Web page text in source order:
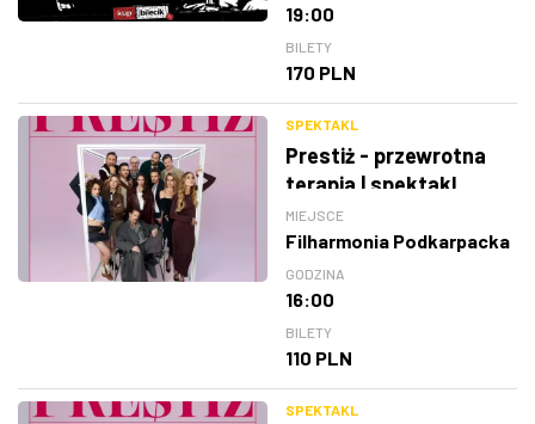
19:00
BILETY
170 PLN
SPEKTAKL
Prestiż - przewrotna
terapia | spektakl
MIEJSCE
Filharmonia Podkarpacka
GODZINA
16:00
BILETY
110 PLN
SPEKTAKL